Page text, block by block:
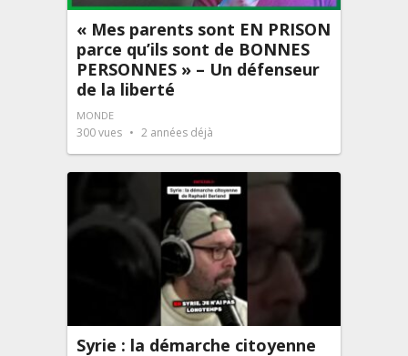
« Mes parents sont EN PRISON
parce qu’ils sont de BONNES
PERSONNES » – Un défenseur
de la liberté
MONDE
300vues 2 années déjà
Syrie : la démarche citoyenne